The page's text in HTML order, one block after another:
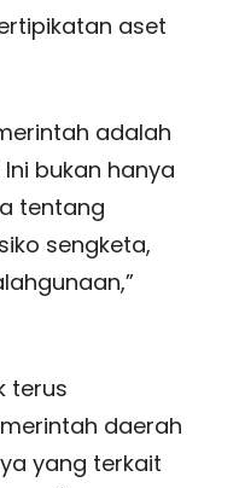
aset
adalah
bukan hanya
tentang
sengketa,
terus
daerah
yang terkait